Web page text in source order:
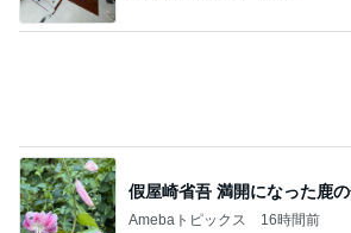
假屋崎省吾 満開になった鹿
Amebaトピックス 16時間前